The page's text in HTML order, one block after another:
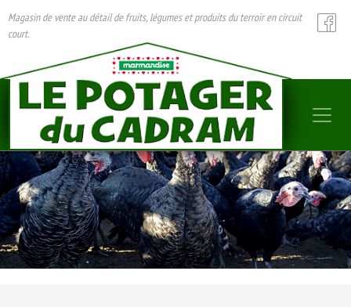
Magasin de vente au détail de fruits, légumes et produits du terroir en circuit
court.